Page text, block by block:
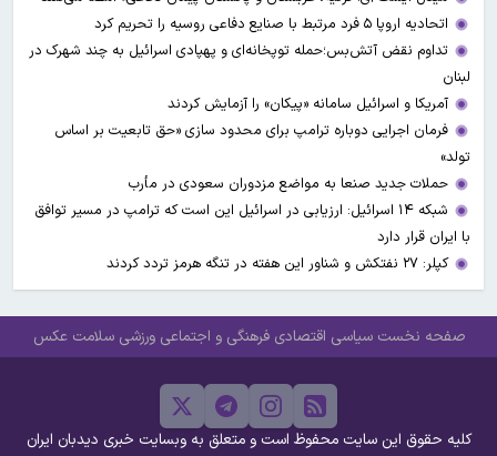
اتحادیه اروپا ۵ فرد مرتبط با صنایع دفاعی روسیه را تحریم کرد
تداوم نقض آتش‌بس؛حمله توپخانه‌ای و پهپادی اسرائیل به چند شهرک در
لبنان
آمریکا و اسرائیل سامانه «پیکان» را آزمایش کردند
فرمان اجرایی دوباره ترامپ برای محدود سازی «حق تابعیت بر اساس
تولد»
حملات جدید صنعا به مواضع مزدوران سعودی در مأرب
شبکه ۱۴ اسرائیل: ارزیابی در اسرائیل این است که ترامپ در مسیر توافق
با ایران قرار دارد
کپلر: ۲۷ نفتکش و شناور این هفته در تنگه هرمز تردد کردند
صفحه نخست سیاسی اقتصادی فرهنگی و اجتماعی ورزشی سلامت عکس
کلیه حقوق این سایت محفوظ است و متعلق به وبسایت خبری دیدبان ایران